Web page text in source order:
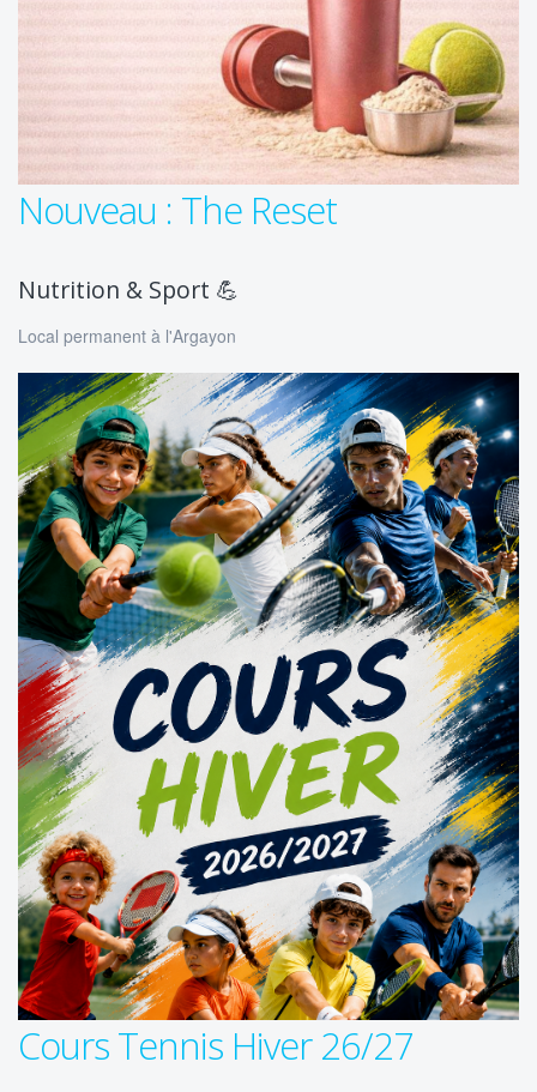
Nouveau : The Reset
Nutrition & Sport 💪
Local permanent à l'Argayon
Cours Tennis Hiver 26/27